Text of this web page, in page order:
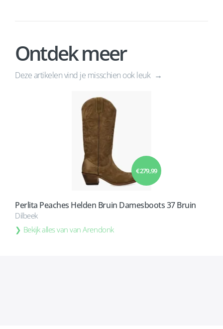
€ 279,99
Perlita Peaches Helden Bruin Damesboots 37 Bruin
Dilbeek
Bekijk alles van van Arendonk
Ontdek meer
Deze artikelen vind je misschien ook leuk